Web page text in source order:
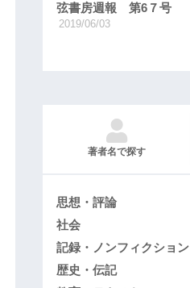
弦書房週報 第6７号
2019/06/03
著者名で探す
思想・評論
社会
記録・ノンフィクション
歴史・伝記